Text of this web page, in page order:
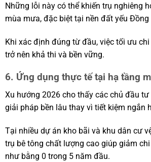
Những lỗi này có thể khiến trụ nghiêng
mùa mưa, đặc biệt tại nền đất yếu Đồng
Khi xác định đúng từ đầu, việc tối ưu
trở nên khả thi và bền vững.
6. Ứng dụng thực tế tại hạ tầng
Xu hướng 2026 cho thấy các chủ đầu
giải pháp bền lâu thay vì tiết kiệm ngắn
Tại nhiều dự án kho bãi và khu dân cư
trụ bê tông chất lượng cao giúp giảm
như bằng 0 trong 5 năm đầu.